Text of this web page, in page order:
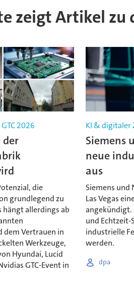
zeigt Artikel zu
2026
der
die
grundlegend zu
allerdings ab
dem Vertrauen in
Werkzeuge,
Hyundai, Lucid
GTC-Event in
KI & digitaler
Siemens
neue
aus
Siemens und
Las Vegas
und
industrielle
werden.
dpa